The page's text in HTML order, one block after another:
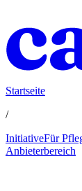
Startseite
/
InitiativeFür
Anbieterbereich